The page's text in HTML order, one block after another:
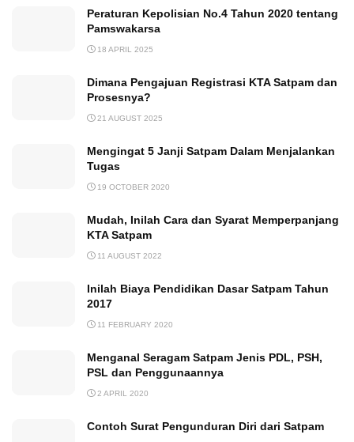
Peraturan Kepolisian No.4 Tahun 2020 tentang
Pamswakarsa
18 APRIL 2025
Dimana Pengajuan Registrasi KTA Satpam dan
Prosesnya?
21 AUGUST 2025
Mengingat 5 Janji Satpam Dalam Menjalankan
Tugas
19 OCTOBER 2020
Mudah, Inilah Cara dan Syarat Memperpanjang
KTA Satpam
11 AUGUST 2022
Inilah Biaya Pendidikan Dasar Satpam Tahun
2017
11 FEBRUARY 2020
Menganal Seragam Satpam Jenis PDL, PSH,
PSL dan Penggunaannya
2 APRIL 2020
Contoh Surat Pengunduran Diri dari Satpam